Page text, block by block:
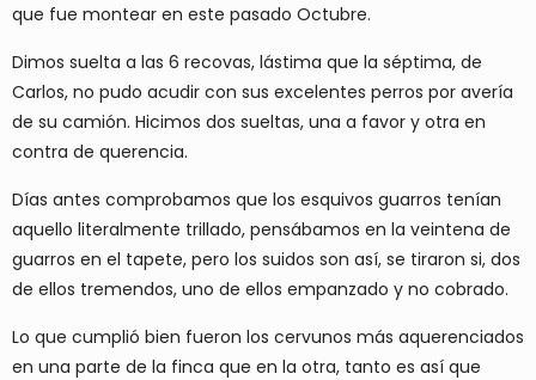
que fue montear en este pasado Octubre.
Dimos suelta a las 6 recovas, lástima que la séptima, de
Carlos, no pudo acudir con sus excelentes perros por avería
de su camión. Hicimos dos sueltas, una a favor y otra en
contra de querencia.
Días antes comprobamos que los esquivos guarros tenían
aquello literalmente trillado, pensábamos en la veintena de
guarros en el tapete, pero los suidos son así, se tiraron si, dos
de ellos tremendos, uno de ellos empanzado y no cobrado.
Lo que cumplió bien fueron los cervunos más aquerenciados
en una parte de la finca que en la otra, tanto es así que